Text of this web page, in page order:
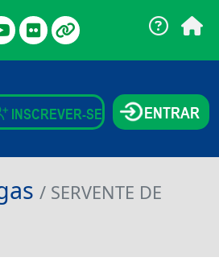
INSCREVER-SE ENTRAR
/ SERVENTE DE